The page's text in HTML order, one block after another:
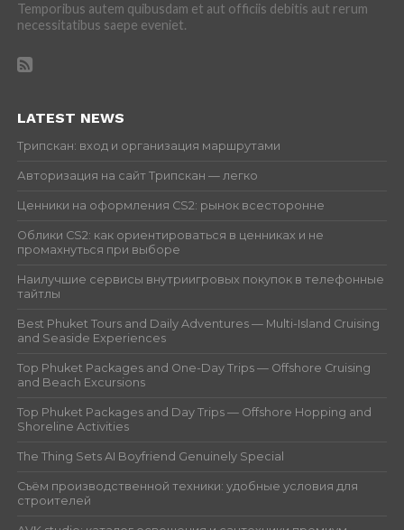
Temporibus autem quibusdam et aut officiis debitis aut rerum
necessitatibus saepe eveniet.
LATEST NEWS
Трипскан: вход и организация маршрутами
Авторизация на сайт Трипскан — легко
Ценники на оформления CS2: рынок всесторонне
Облики CS2: как ориентироваться в ценниках и не
промахнуться при выборе
Наилучшие сервисы внутриигровых покупок в телефонные
тайтлы
Best Phuket Tours and Daily Adventures — Multi-Island Cruising
and Seaside Experiences
Top Phuket Packages and One-Day Trips — Offshore Cruising
and Beach Excursions
Top Phuket Packages and Day Trips — Offshore Hopping and
Shoreline Activities
The Thing Sets AI Boyfriend Genuinely Special
Съём производственной техники: удобные условия для
строителей